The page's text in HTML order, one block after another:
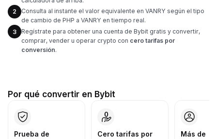
2
Consulta al instante el valor equivalente en VANRY según el tipo
de cambio de PHP a VANRY en tiempo real.
3
Regístrate para obtener una cuenta de Bybit gratis y convertir,
comprar, vender u operar crypto con cero tarifas por
conversión.
Por qué convertir en Bybit
Prueba de
Cero tarifas por
Más de